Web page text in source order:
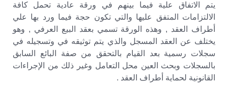
يتم الاتفاق علية فيما بينهم في ورقة عادية تحمل كافة
الالتزامات المتفق عليها والتي تكون حجة فيما ورد بها علي
أطراف العقد , وهذه الورقة تسمي بعقد البيع العرفي , وهو
يختلف عن العقد المسجل والذي يتم توثيقه في وتسجيله في
سجلات رسمية بعد القيام بالتحقق من صفة البائع السابق
بالسجلات وبحث العين محل التعامل وغير ذلك من الإجراءات
القانونية لحماية أطراف العقد .